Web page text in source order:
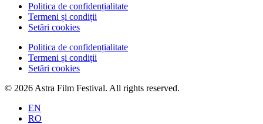
Politica de confidențialitate
Termeni și condiții
Setări cookies
Politica de confidențialitate
Termeni și condiții
Setări cookies
© 2026 Astra Film Festival. All rights reserved.
EN
RO